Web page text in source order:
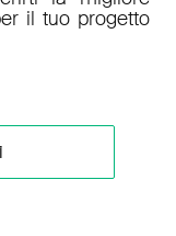
il tuo progetto